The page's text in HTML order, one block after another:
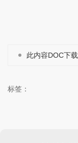
此内容DOC下载
标签：